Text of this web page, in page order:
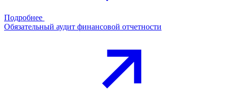
Подробнее
Обязательный аудит финансовой отчетности